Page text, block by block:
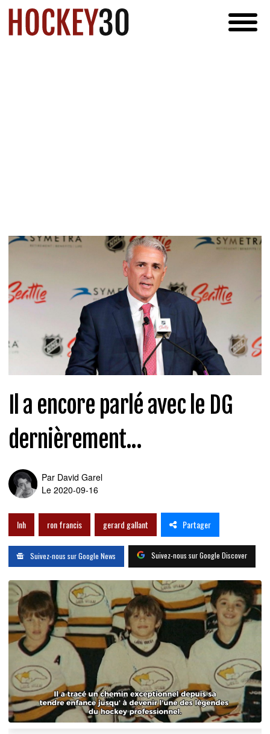
Il a encore parlé avec le DG
dernièrement...
Par David Garel
Le 2020-09-16
lnh ron francis gerard gallant Partager
Suivez-nous sur Google News Suivez-nous sur Google Discover